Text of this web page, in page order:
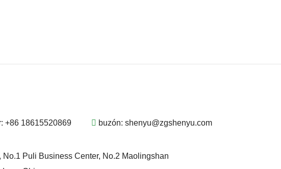
+86 18615520869 buzón: shenyu@zgshenyu.com
No.1 Puli Business Center, No.2 Maolingshan